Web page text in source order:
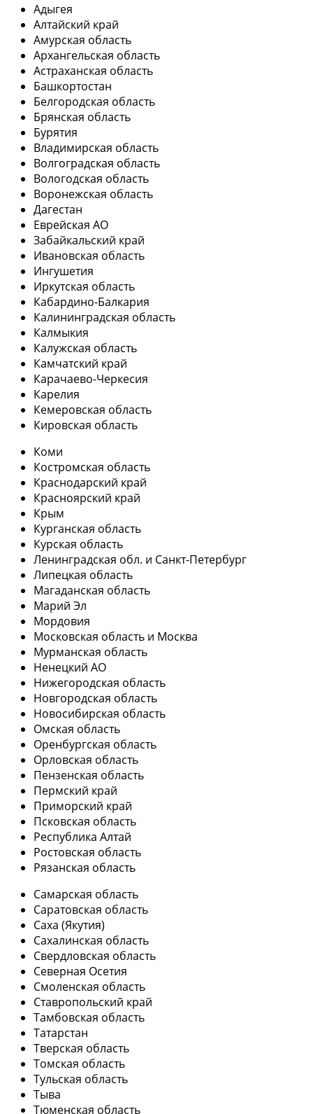
Адыгея
Алтайский край
Амурская область
Архангельская область
Астраханская область
Башкортостан
Белгородская область
Брянская область
Бурятия
Владимирская область
Волгоградская область
Вологодская область
Воронежская область
Дагестан
Еврейская АО
Забайкальский край
Ивановская область
Ингушетия
Иркутская область
Кабардино-Балкария
Калининградская область
Калмыкия
Калужская область
Камчатский край
Карачаево-Черкесия
Карелия
Кемеровская область
Кировская область
Коми
Костромская область
Краснодарский край
Красноярский край
Крым
Курганская область
Курская область
Ленинградская обл. и Санкт-Петербург
Липецкая область
Магаданская область
Марий Эл
Мордовия
Московская область и Москва
Мурманская область
Ненецкий АО
Нижегородская область
Новгородская область
Новосибирская область
Омская область
Оренбургская область
Орловская область
Пензенская область
Пермский край
Приморский край
Псковская область
Республика Алтай
Ростовская область
Рязанская область
Самарская область
Саратовская область
Саха (Якутия)
Сахалинская область
Свердловская область
Северная Осетия
Смоленская область
Ставропольский край
Тамбовская область
Татарстан
Тверская область
Томская область
Тульская область
Тыва
Тюменская область